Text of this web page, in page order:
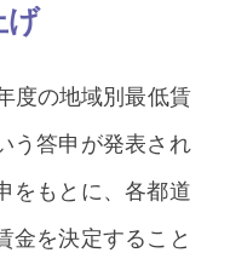
げ
度の地域別最低賃
う答申が発表され
をもとに、各都道
金を決定すること